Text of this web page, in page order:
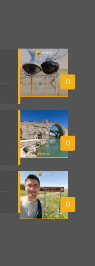
0
0
0